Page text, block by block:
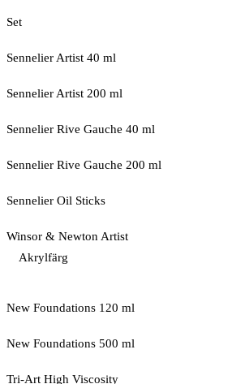
Set
Sennelier Artist 40 ml
Sennelier Artist 200 ml
Sennelier Rive Gauche 40 ml
Sennelier Rive Gauche 200 ml
Sennelier Oil Sticks
Winsor & Newton Artist
Akrylfärg
New Foundations 120 ml
New Foundations 500 ml
Tri-Art High Viscosity